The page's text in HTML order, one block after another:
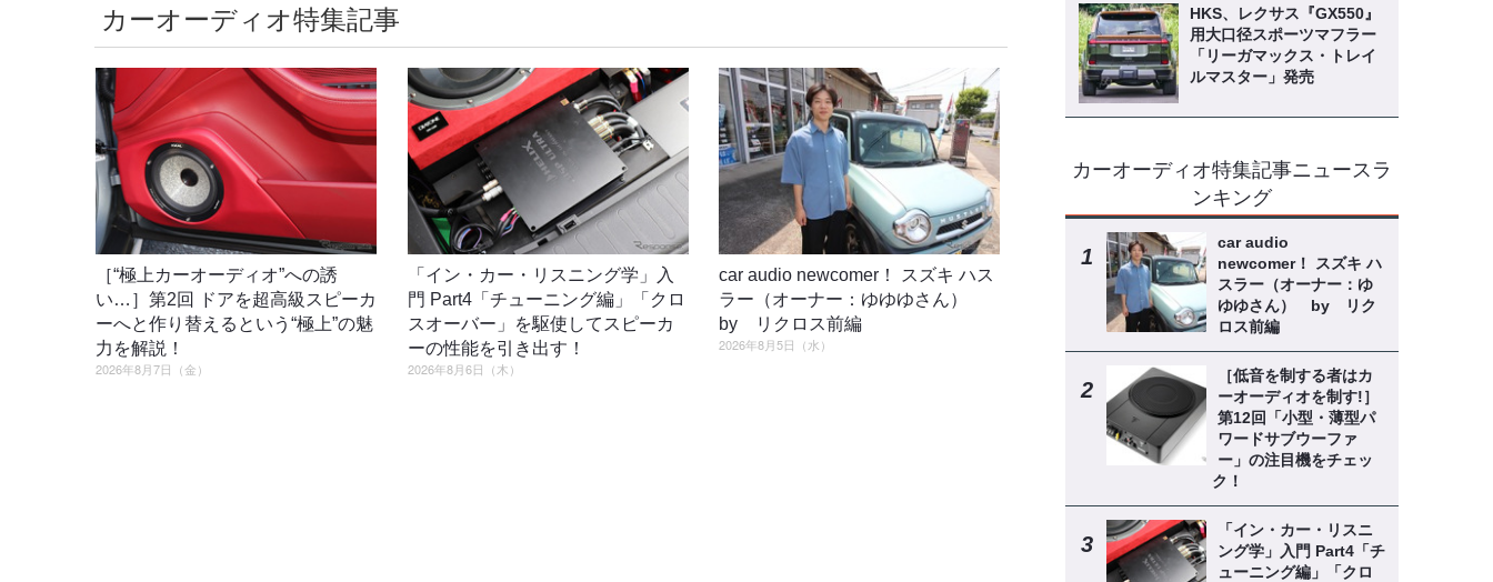
カーオーディオ特集記事
［“極上カーオーディオ”への誘
い…］第2回 ドアを超高級スピーカ
ーへと作り替えるという“極上”の魅
力を解説！
2026年8月7日（金）
「イン・カー・リスニング学」入
門 Part4「チューニング編」「クロ
スオーバー」を駆使してスピーカ
ーの性能を引き出す！
2026年8月6日（木）
car audio newcomer！ スズキ ハス
ラー（オーナー：ゆゆゆさん）
by リクロス前編
2026年8月5日（水）
HKS、レクサス『GX550』
用大口径スポーツマフラー
「リーガマックス・トレイ
ルマスター」発売
カーオーディオ特集記事ニュースラ
ンキング
car audio
newcomer！ スズキ ハ
スラー（オーナー：ゆ
ゆゆさん） by リク
ロス前編
［低音を制する者はカ
ーオーディオを制す!］
第12回「小型・薄型パ
ワードサブウーファ
ー」の注目機をチェッ
ク！
「イン・カー・リスニ
ング学」入門 Part4「チ
ューニング編」「クロ